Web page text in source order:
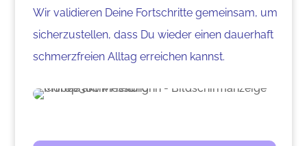
Wir validieren Deine Fortschritte gemeinsam, um
sicherzustellen, dass Du wieder einen dauerhaft
schmerzfreien Alltag erreichen kannst.